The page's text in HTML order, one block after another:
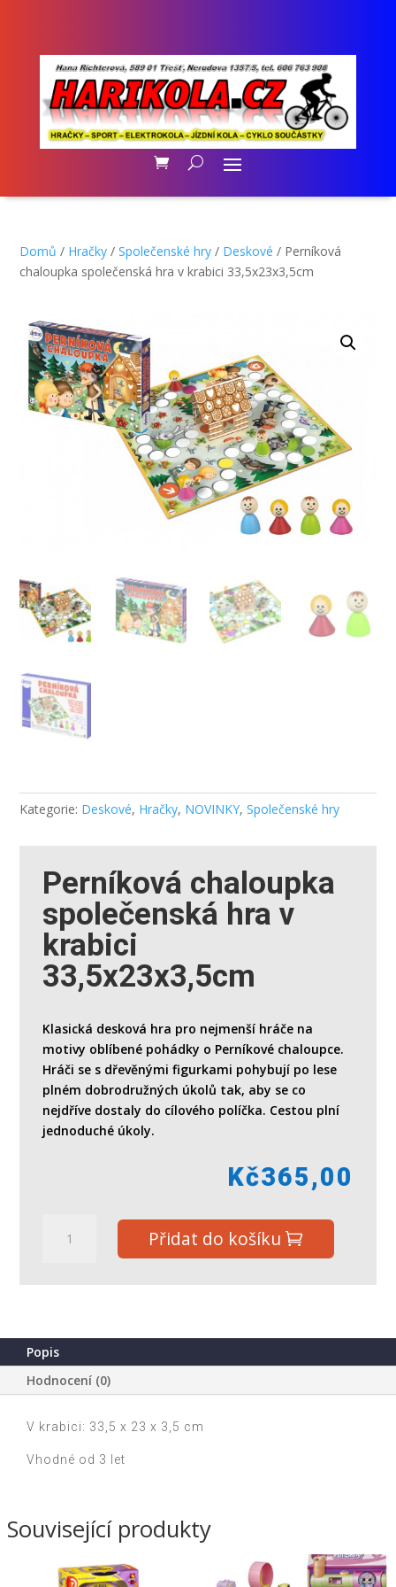
Domů / Hračky /Společenské hry / Deskové / Perníková
chaloupka společenská hra v krabici 33,5x23x3,5cm
Kategorie: Deskové, Hračky, NOVINKY,Společenské hry
Perníková chaloupka
společenská hra v
krabici
33,5x23x3,5cm
Klasická desková hra pro nejmenší hráče na
motivy oblíbené pohádky o Perníkové chaloupce.
Hráči se s dřevěnými figurkami pohybují po lese
plném dobrodružných úkolů tak, aby se co
nejdříve dostaly do cílového políčka. Cestou plní
jednoduché úkoly.
Kč365,00
chaloupka
33,5x23x3,5cm
množství
Přidat do košíku
Popis
Hodnocení (0)
V krabici: 33,5 x 23 x 3,5 cm
Vhodné od 3 let
Související produkty